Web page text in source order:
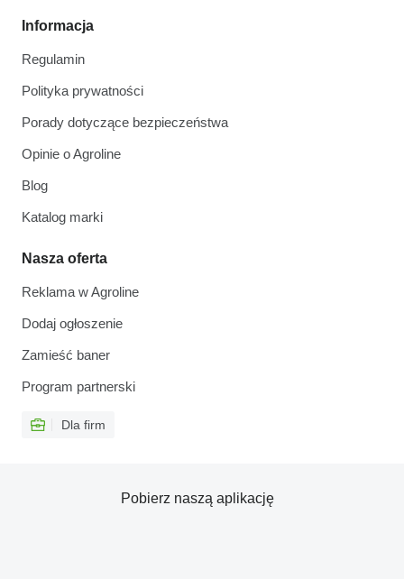
Informacja
Regulamin
Polityka prywatności
Porady dotyczące bezpieczeństwa
Opinie o Agroline
Blog
Katalog marki
Nasza oferta
Reklama w Agroline
Dodaj ogłoszenie
Zamieść baner
Program partnerski
Dla firm
Pobierz naszą aplikację